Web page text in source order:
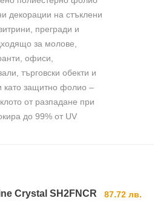
декорации на стъклени
прегради и
за молове,
офиси,
търговски обекти и
като защитно фолио –
от разпадане при
до 99% от UV
Crystal SH2FNCR
87.72 лв.